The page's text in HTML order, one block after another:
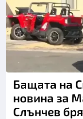
Бащата на
новина за
Слънчев